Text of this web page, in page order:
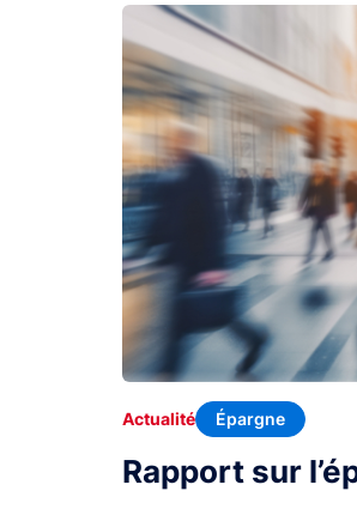
Image
Rapport sur
Actualité Épargne